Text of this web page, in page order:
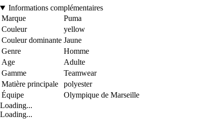
Informations complémentaires
Marque
Puma
Couleur
yellow
Couleur dominante Jaune
Genre
Homme
Age
Adulte
Gamme
Teamwear
Matière principale
polyester
Équipe
Olympique de Marseille
Loading...
Loading...